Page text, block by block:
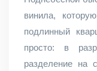
винила,
подлинный
просто: в
разделение на